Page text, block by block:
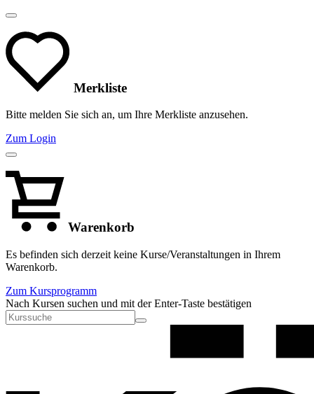
Merkliste
Bitte melden Sie sich an, um Ihre Merkliste anzusehen.
Zum Login
Warenkorb
Es befinden sich derzeit keine Kurse/Veranstaltungen in Ihrem
Warenkorb.
Zum Kursprogramm
Nach Kursen suchen und mit der Enter-Taste bestätigen